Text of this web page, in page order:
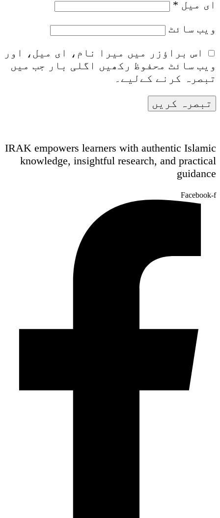
ای میل *
ویب‌ سائٹ
اس براؤزر میں میرا نام، ای میل، اور
ویب سائٹ محفوظ رکھیں اگلی بار جب میں
تبصرہ کرنے کےلیے۔
IRAK empowers learners with authentic Islamic
knowledge, insightful research, and practical
guidance
Facebook-f